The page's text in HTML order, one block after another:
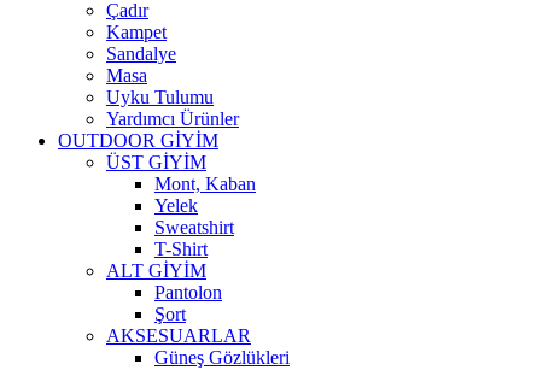
Çadır
Kampet
Sandalye
Masa
Uyku Tulumu
Yardımcı Ürünler
OUTDOOR GİYİM
ÜST GİYİM
Mont, Kaban
Yelek
Sweatshirt
T-Shirt
ALT GİYİM
Pantolon
Şort
AKSESUARLAR
Güneş Gözlükleri